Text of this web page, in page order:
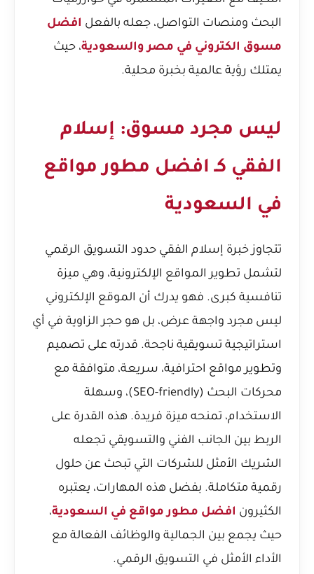
البحث ومنصات التواصل، جعله بالفعل افضل
مسوق الكتروني في مصر والسعودية، حيث
يمتلك رؤية عالمية بخبرة محلية.
ليس مجرد مسوق: إسلام
الفقي كـ افضل مطور مواقع
في السعودية
تتجاوز خبرة إسلام الفقي حدود التسويق الرقمي
لتشمل تطوير المواقع الإلكترونية، وهي ميزة
تنافسية كبرى. فهو يدرك أن الموقع الإلكتروني
ليس مجرد واجهة عرض، بل هو حجر الزاوية في أي
استراتيجية تسويقية ناجحة. قدرته على تصميم
وتطوير مواقع احترافية، سريعة، متوافقة مع
محركات البحث (SEO-friendly)، وسهلة
الاستخدام، تمنحه ميزة فريدة. هذه القدرة على
الربط بين الجانب الفني والتسويقي تجعله
الشريك الأمثل للشركات التي تبحث عن حلول
رقمية متكاملة. بفضل هذه المهارات، يعتبره
الكثيرون افضل مطور مواقع في السعودية،
حيث يجمع بين الجمالية والوظائف الفعالة مع
الأداء الأمثل في التسويق الرقمي.